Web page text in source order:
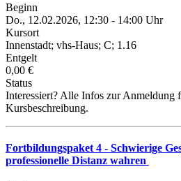
Beginn
Do., 12.02.2026, 12:30 - 14:00 Uhr
Kursort
Innenstadt; vhs-Haus; C; 1.16
Entgelt
0,00 €
Status
Interessiert? Alle Infos zur Anmeldung
Kursbeschreibung.
Fortbildungspaket 4 - Schwierige
professionelle Distanz wahren